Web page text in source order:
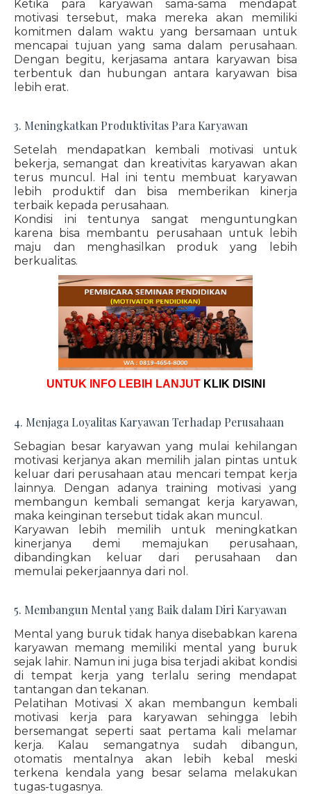
Ketika para karyawan sama-sama mendapat
motivasi tersebut, maka mereka akan memiliki
komitmen dalam waktu yang bersamaan untuk
mencapai tujuan yang sama dalam perusahaan.
Dengan begitu, kerjasama antara karyawan bisa
terbentuk dan hubungan antara karyawan bisa
lebih erat.
3. Meningkatkan Produktivitas Para Karyawan
Setelah mendapatkan kembali motivasi untuk
bekerja, semangat dan kreativitas karyawan akan
terus muncul. Hal ini tentu membuat karyawan
lebih produktif dan bisa memberikan kinerja
terbaik kepada perusahaan.
Kondisi ini tentunya sangat menguntungkan
karena bisa membantu perusahaan untuk lebih
maju dan menghasilkan produk yang lebih
berkualitas.
UNTUK INFO LEBIH LANJUT KLIK DISINI
4. Menjaga Loyalitas Karyawan Terhadap Perusahaan
Sebagian besar karyawan yang mulai kehilangan
motivasi kerjanya akan memilih jalan pintas untuk
keluar dari perusahaan atau mencari tempat kerja
lainnya. Dengan adanya training motivasi yang
membangun kembali semangat kerja karyawan,
maka keinginan tersebut tidak akan muncul.
Karyawan lebih memilih untuk meningkatkan
kinerjanya demi memajukan perusahaan,
dibandingkan keluar dari perusahaan dan
memulai pekerjaannya dari nol.
5. Membangun Mental yang Baik dalam Diri Karyawan
Mental yang buruk tidak hanya disebabkan karena
karyawan memang memiliki mental yang buruk
sejak lahir. Namun ini juga bisa terjadi akibat kondisi
di tempat kerja yang terlalu sering mendapat
tantangan dan tekanan.
Pelatihan Motivasi X akan membangun kembali
motivasi kerja para karyawan sehingga lebih
bersemangat seperti saat pertama kali melamar
kerja. Kalau semangatnya sudah dibangun,
otomatis mentalnya akan lebih kebal meski
terkena kendala yang besar selama melakukan
tugas-tugasnya.